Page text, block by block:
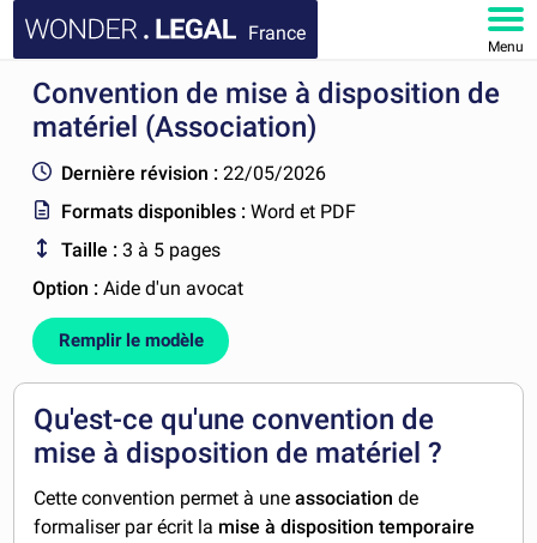
France
Menu
ACCUEIL
FAQ
MON COMPTE
Convention de mise à disposition de
matériel (Association)
Dernière révision : 22/05/2026
Formats disponibles :Word et PDF
Taille : 3 à 5 pages
Option :Aide d'un avocat
Remplir le modèle
Qu'est-ce qu'une convention de
mise à disposition de matériel ?
Cette convention permet à uneassociation de
formaliser par écrit la mise à disposition temporaire